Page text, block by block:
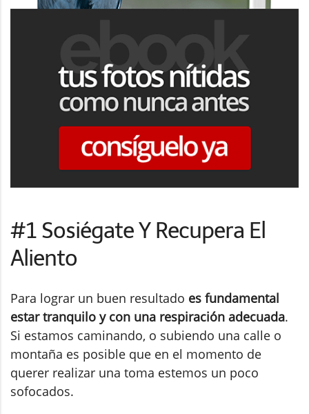
#1 Sosiégate Y Recupera El
Aliento
Para lograr un buen resultado es fundamental
estar tranquilo y con una respiración adecuada.
Si estamos caminando, o subiendo una calle o
montaña es posible que en el momento de
querer realizar una toma estemos un poco
sofocados.